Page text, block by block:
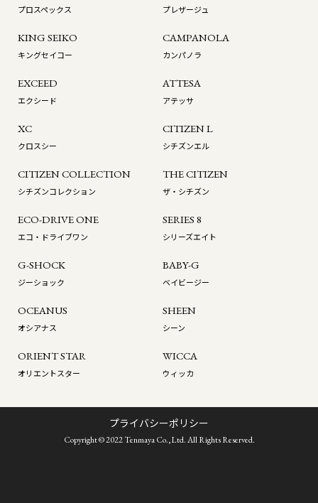
プロスペックス プレザージュ
KING SEIKO
キングセイコー
CAMPANOLA
カンパノラ
EXCEED
エクシード
ATTESA
アテッサ
XC
クロスシー
CITIZEN L
シチズンエル
CITIZEN COLLECTION
シチズンコレクション
THE CITIZEN
ザ・シチズン
ECO-DRIVE ONE
エコ・ドライブワン
SERIES 8
シリーズエイト
G-SHOCK
ジーショック
BABY-G
ベイビージー
OCEANUS
オシアナス
SHEEN
シーン
ORIENT STAR
オリエントスター
WICCA
ウィッカ
プライバシーポリシー
Copyright © 2022 Tenmaya Co.,Ltd. All Rights Reserved.